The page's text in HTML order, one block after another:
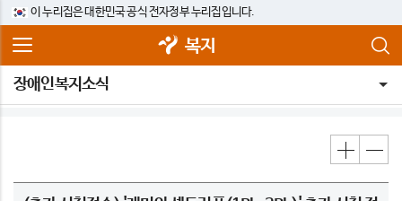
이 누리집은 대한민국 공식 전자정부 누리집입니다.
복지
장애인복지소식